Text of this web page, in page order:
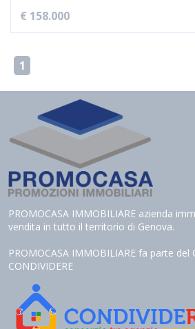
€ 158.000
1
PROMOCASA IMMOBILIARE azienda
vendita in tutto il territorio di Genova.
PROMOCASA IMMOBILIARE fa parte del
CONDIVIDERE